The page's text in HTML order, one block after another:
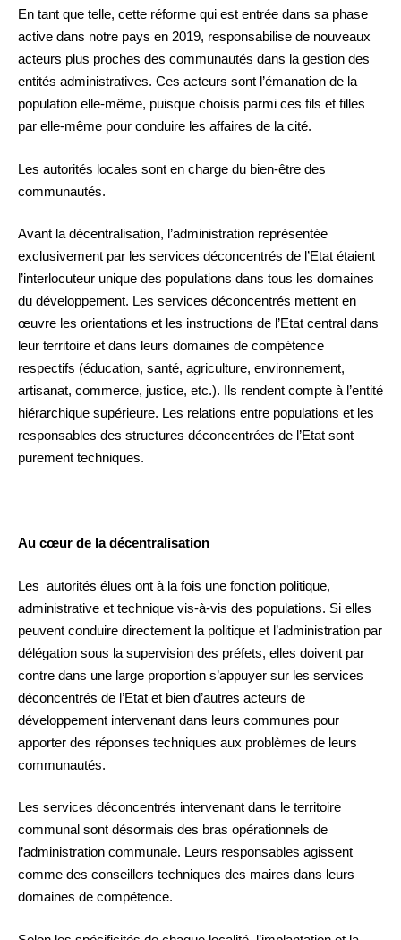
En tant que telle, cette réforme qui est entrée dans sa phase
active dans notre pays en 2019, responsabilise de nouveaux
acteurs plus proches des communautés dans la gestion des
entités administratives. Ces acteurs sont l’émanation de la
population elle-même, puisque choisis parmi ces fils et filles
par elle-même pour conduire les affaires de la cité.
Les autorités locales sont en charge du bien-être des
communautés.
Avant la décentralisation, l’administration représentée
exclusivement par les services déconcentrés de l’Etat étaient
l’interlocuteur unique des populations dans tous les domaines
du développement. Les services déconcentrés mettent en
œuvre les orientations et les instructions de l’Etat central dans
leur territoire et dans leurs domaines de compétence
respectifs (éducation, santé, agriculture, environnement,
artisanat, commerce, justice, etc.). Ils rendent compte à l’entité
hiérarchique supérieure. Les relations entre populations et les
responsables des structures déconcentrées de l’Etat sont
purement techniques.
Au cœur de la décentralisation
Les autorités élues ont à la fois une fonction politique,
administrative et technique vis-à-vis des populations. Si elles
peuvent conduire directement la politique et l’administration par
délégation sous la supervision des préfets, elles doivent par
contre dans une large proportion s’appuyer sur les services
déconcentrés de l’Etat et bien d’autres acteurs de
développement intervenant dans leurs communes pour
apporter des réponses techniques aux problèmes de leurs
communautés.
Les services déconcentrés intervenant dans le territoire
communal sont désormais des bras opérationnels de
l’administration communale. Leurs responsables agissent
comme des conseillers techniques des maires dans leurs
domaines de compétence.